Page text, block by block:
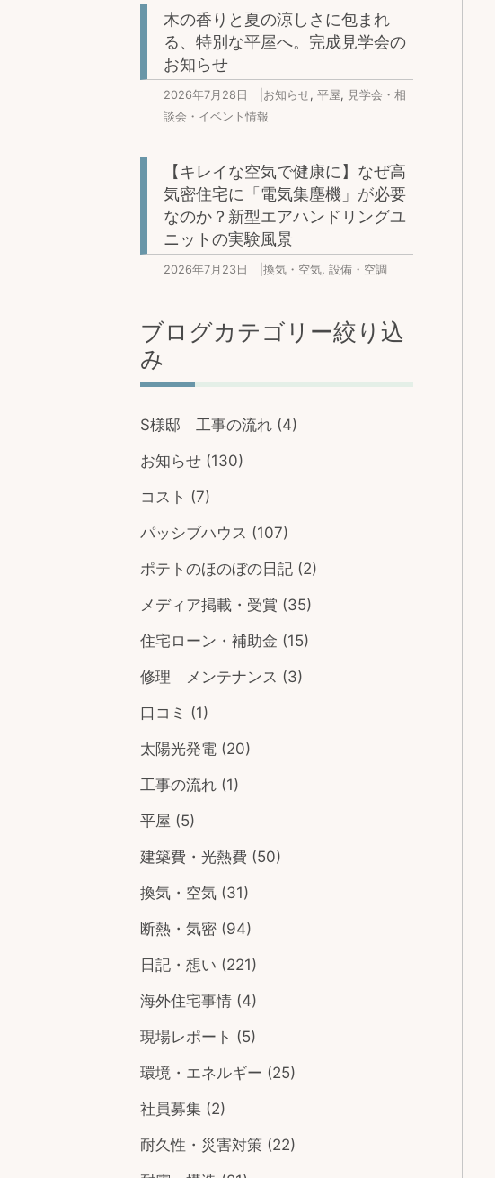
木の香りと夏の涼しさに包まれ
る、特別な平屋へ。完成見学会の
お知らせ
2026年7月28日 お知らせ, 平屋, 見学会・相
談会・イベント情報
【キレイな空気で健康に】なぜ高
気密住宅に「電気集塵機」が必要
なのか？新型エアハンドリングユ
ニットの実験風景
2026年7月23日 換気・空気, 設備・空調
ブログカテゴリー絞り込
み
S様邸 工事の流れ (4)
お知らせ (130)
コスト (7)
パッシブハウス (107)
ポテトのほのぼの日記 (2)
メディア掲載・受賞 (35)
住宅ローン・補助金 (15)
修理 メンテナンス (3)
口コミ (1)
太陽光発電 (20)
工事の流れ (1)
平屋 (5)
建築費・光熱費 (50)
換気・空気 (31)
断熱・気密 (94)
日記・想い (221)
海外住宅事情 (4)
現場レポート (5)
環境・エネルギー (25)
社員募集 (2)
耐久性・災害対策 (22)